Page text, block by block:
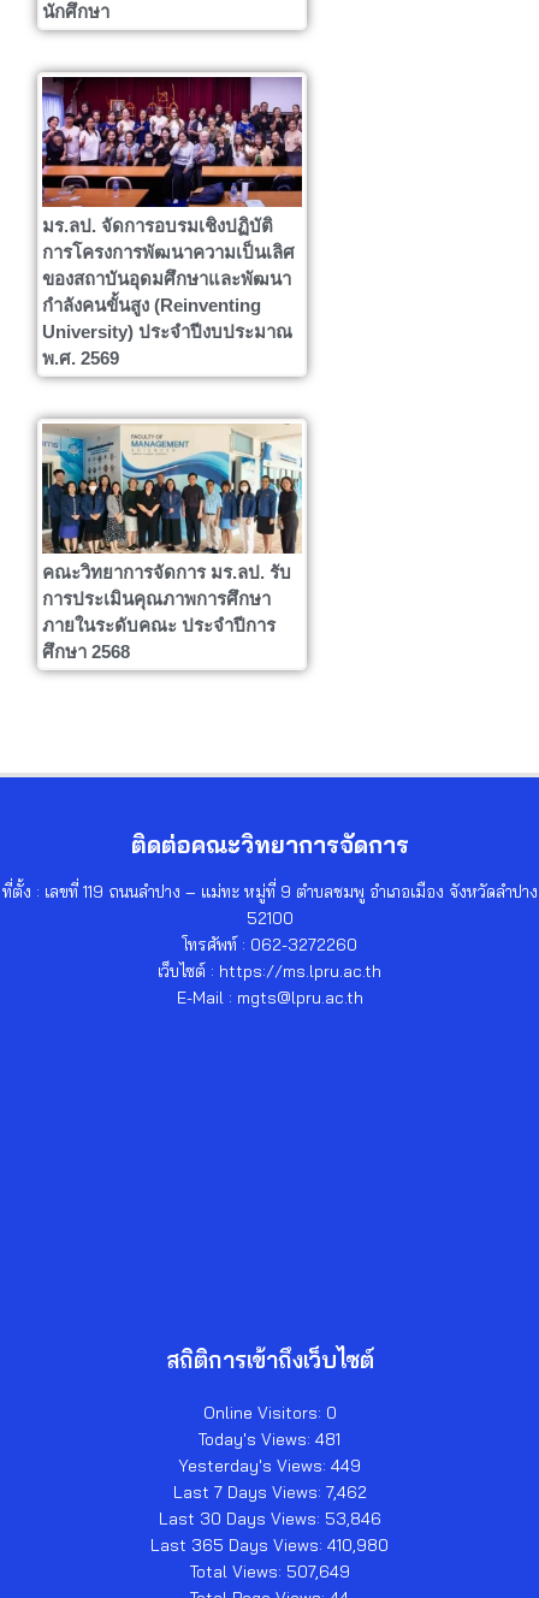
นักศึกษา
มร.ลป. จัดการอบรมเชิงปฏิบัติ
การโครงการพัฒนาความเป็นเลิศ
ของสถาบันอุดมศึกษาและพัฒนา
กำลังคนขั้นสูง (Reinventing
University) ประจำปีงบประมาณ
พ.ศ. 2569
คณะวิทยาการจัดการ มร.ลป. รับ
การประเมินคุณภาพการศึกษา
ภายในระดับคณะ ประจำปีการ
ศึกษา 2568
ติดต่อคณะวิทยาการจัดการ
ที่ตั้ง : เลขที่ 119 ถนนลำปาง – แม่ทะ หมู่ที่ 9 ตำบลชมพู อำเภอเมือง จังหวัดลำปาง
52100
โทรศัพท์ : 062-3272260
เว็บไซต์ : https://ms.lpru.ac.th
E-Mail : mgts@lpru.ac.th
สถิติการเข้าถึงเว็บไซต์
Online Visitors: 0
Today's Views: 481
Yesterday's Views: 449
Last 7 Days Views: 7,462
Last 30 Days Views: 53,846
Last 365 Days Views: 410,980
Total Views: 507,649